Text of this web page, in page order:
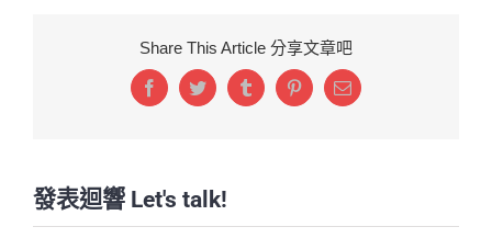
Share This Article 分享文章吧
FacebookTwitterTumblrPinterestEmail:
發表迴響 Let's talk!